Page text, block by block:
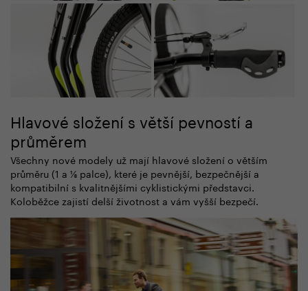
Hlavové složení s větší pevností a
průměrem
Všechny nové modely už mají hlavové složení o větším
průměru (1 a ⅛ palce), které je pevnější, bezpečnější a
kompatibilní s kvalitnějšími cyklistickými představci.
Koloběžce zajistí delší životnost a vám vyšší bezpečí.